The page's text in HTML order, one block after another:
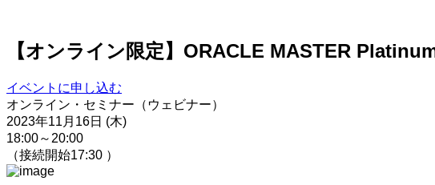
【オンライン限定】ORACLE MASTER
イベントに申し込む
オンライン・セミナー（ウェビナー）
2023年11月16日 (木)
18:00～20:00
（接続開始17:30 ）